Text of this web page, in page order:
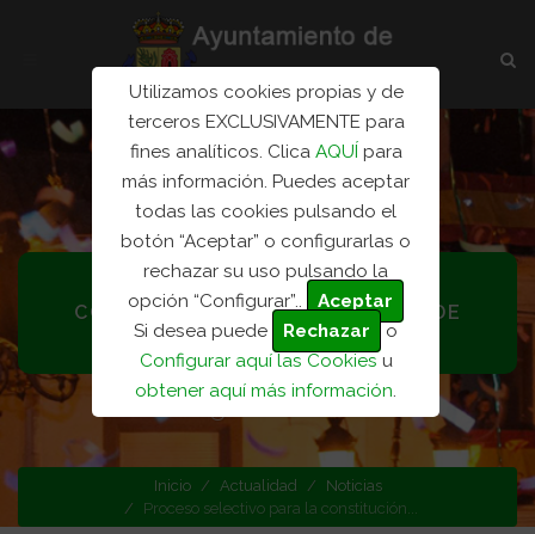
Utilizamos cookies propias y de
terceros EXCLUSIVAMENTE para
fines analíticos. Clica AQUÍ para
más información. Puedes aceptar
todas las cookies pulsando el
botón “Aceptar” o configurarlas o
rechazar su uso pulsando la
opción “Configurar”..
Aceptar
Si desea puede
Rechazar
o
Configurar aquí las Cookies u
obtener aquí más información.
PROCESO SELECTIVO PARA LA
CONSTITUCIÓN DE UNA BOLSA DE
EMPLEO DE...
Categoría: Noticias
Inicio Actualidad
Noticias
Proceso selectivo para la constitución...